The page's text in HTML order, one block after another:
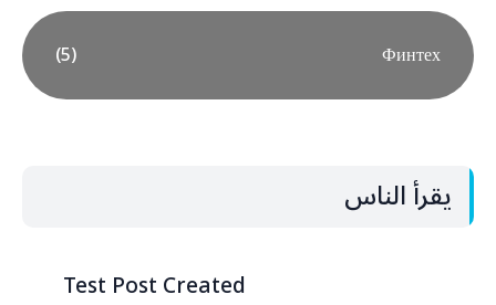
Финтех
(5)
يقرأ الناس
Test Post Created